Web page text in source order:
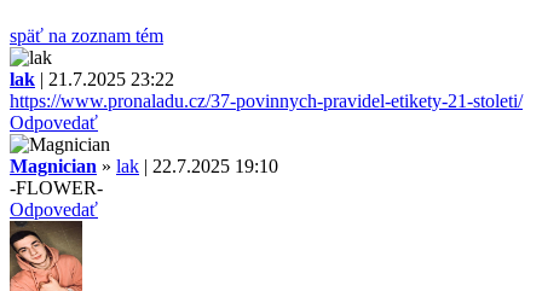
späť na zoznam tém
lak | 21.7.2025 23:22
https://www.pronaladu.cz/37-povinnych-pravidel-etikety-21-stoleti/
Odpovedať
Magnician » lak | 22.7.2025 19:10
-FLOWER-
Odpovedať